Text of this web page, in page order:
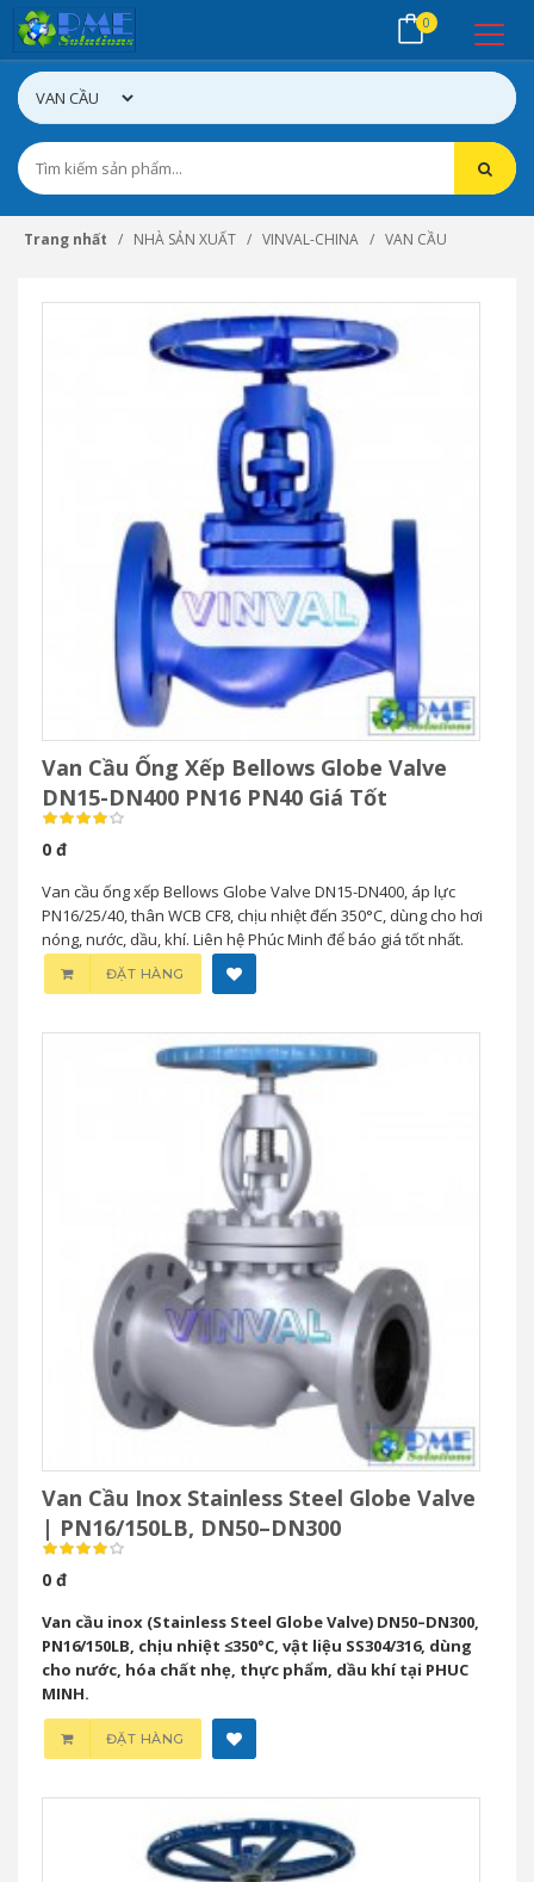
0
Trang nhất NHÀ SẢN XUẤT VINVAL-CHINA VAN CẦU
Van Cầu Ống Xếp Bellows Globe Valve
DN15-DN400 PN16 PN40 Giá Tốt
0 đ
Van cầu ống xếp Bellows Globe Valve DN15-DN400, áp lực
PN16/25/40, thân WCB CF8, chịu nhiệt đến 350°C, dùng cho hơi
nóng, nước, dầu, khí. Liên hệ Phúc Minh để báo giá tốt nhất.
ĐẶT HÀNG
Van Cầu Inox Stainless Steel Globe Valve
| PN16/150LB, DN50–DN300
0 đ
Van cầu inox (Stainless Steel Globe Valve) DN50–DN300,
PN16/150LB, chịu nhiệt ≤350°C, vật liệu SS304/316, dùng
cho nước, hóa chất nhẹ, thực phẩm, dầu khí tại PHUC
MINH.
ĐẶT HÀNG